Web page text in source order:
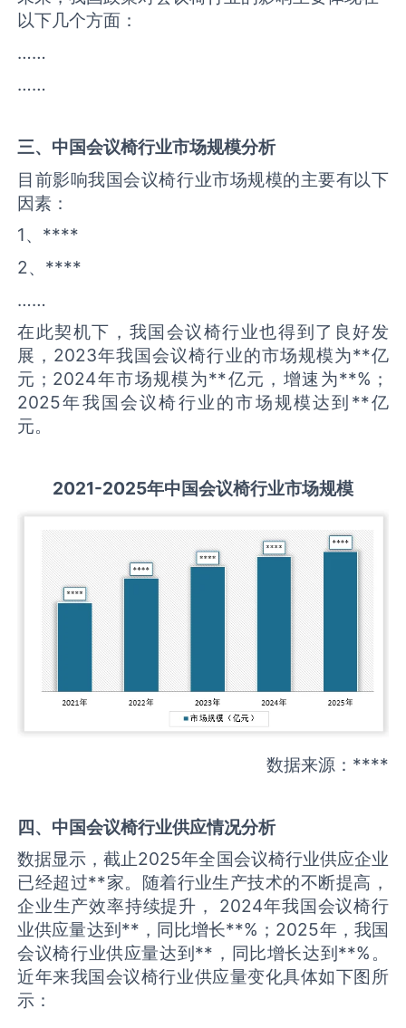
以下几个方面：
……
……
三、中国会议椅行业市场规模分析
目前影响我国会议椅行业市场规模的主要有以下
因素：
1、****
2、****
……
在此契机下，我国会议椅行业也得到了良好发
展，2023年我国会议椅行业的市场规模为**亿
元；2024年市场规模为**亿元，增速为**%；
2025年我国会议椅行业的市场规模达到**亿
元。
2021-2025年中国会议椅行业市场规模
数据来源：****
四、中国会议椅行业供应情况分析
数据显示，截止2025年全国会议椅行业供应企业
已经超过**家。随着行业生产技术的不断提高，
企业生产效率持续提升， 2024年我国会议椅行
业供应量达到**，同比增长**%；2025年，我国
会议椅行业供应量达到**，同比增长达到**%。
近年来我国会议椅行业供应量变化具体如下图所
示：